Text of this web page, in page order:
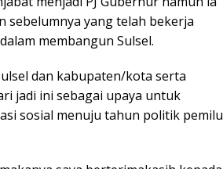
sebelumnya yang telah bekerja
membangun Sulsel.
dan kabupaten/kota serta
jadi ini sebagai upaya untuk
sosial menuju tahun politik pemilu